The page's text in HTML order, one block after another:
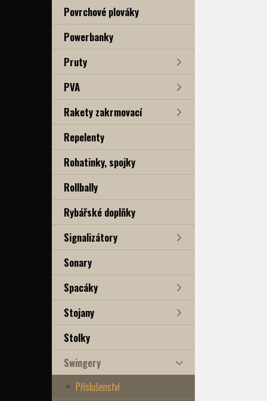
Povrchové plováky
Powerbanky
Pruty
PVA
Rakety zakrmovací
Repelenty
Rohatinky, spojky
Rollbally
Rybářské doplňky
Signalizátory
Sonary
Spacáky
Stojany
Stolky
Swingery
Příslušenství